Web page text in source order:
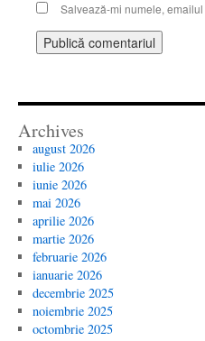
Salvează-mi numele,
Archives
august 2026
iulie 2026
iunie 2026
mai 2026
aprilie 2026
martie 2026
februarie 2026
ianuarie 2026
decembrie 2025
noiembrie 2025
octombrie 2025